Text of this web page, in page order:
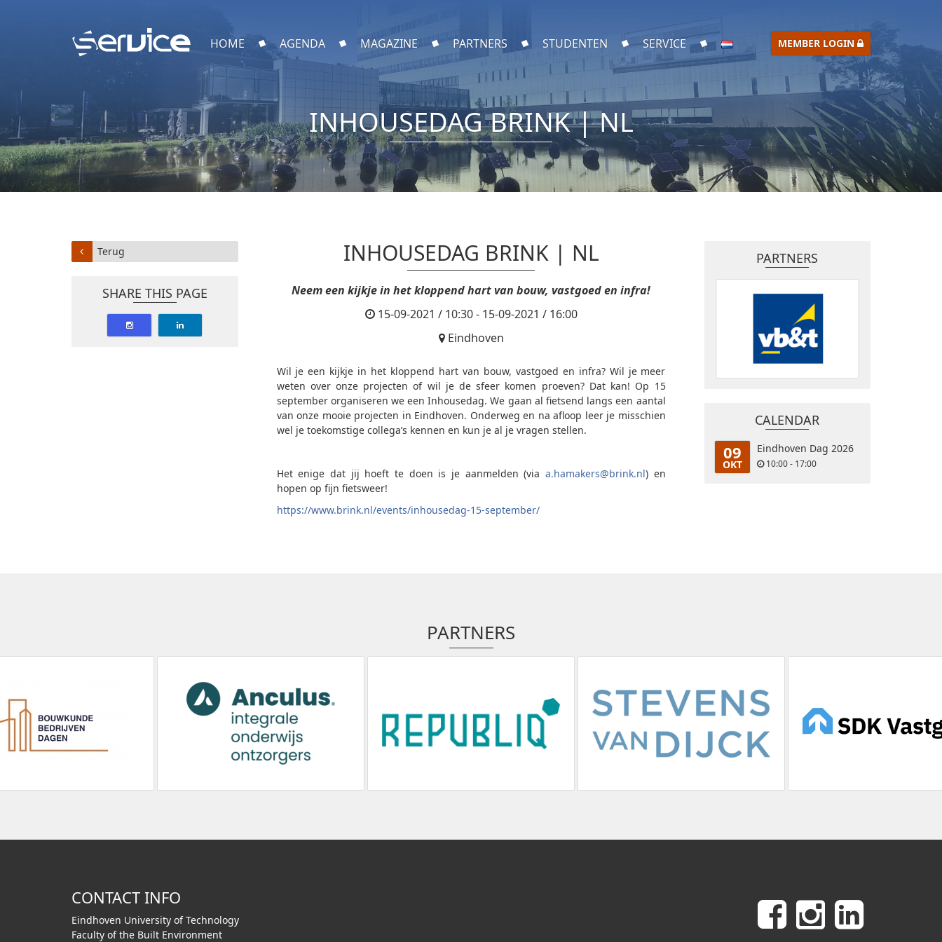
HOME AGENDA MAGAZINE PARTNERS STUDENTEN SERVICE MEMBER LOGIN
INHOUSEDAG BRINK | NL
INHOUSEDAG BRINK | NL
Neem een kijkje in het kloppend hart van bouw, vastgoed en infra!
15-09-2021 / 10:30 - 15-09-2021 / 16:00
Eindhoven
Wil je een kijkje in het kloppend hart van bouw, vastgoed en infra? Wil je meer
weten over onze projecten of wil je de sfeer komen proeven? Dat kan! Op 15
september organiseren we een Inhousedag. We gaan al fietsend langs een aantal
van onze mooie projecten in Eindhoven. Onderweg en na afloop leer je misschien
wel je toekomstige collega’s kennen en kun je al je vragen stellen.
Het enige dat jij hoeft te doen is je aanmelden (via a.hamakers@brink.nl) en
hopen op fijn fietsweer!
https://www.brink.nl/events/inhousedag-15-september/
Terug
SHARE THIS PAGE
PARTNERS
CALENDAR
09
OKT
Eindhoven Dag 2026
10:00 - 17:00
PARTNERS
CONTACT INFO
Eindhoven University of Technology
Faculty of the Built Environment